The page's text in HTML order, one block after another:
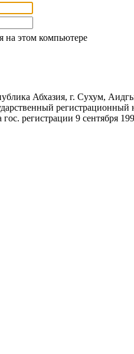
на этом компьютере
Абхазия, г. Сухум,
регистрационный
гос. регистрации 9 сентября